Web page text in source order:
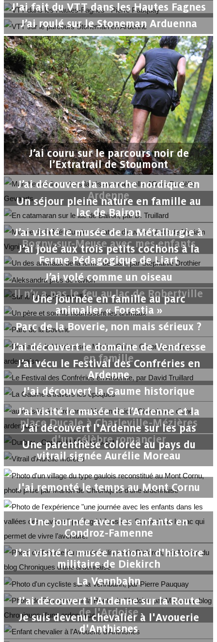
J'ai fait du VTT dans les Hautes Fagnes
J’ai roulé sur le Stoneman Arduenna
J’ai couru sur le parcours noir de
l’Extratrail de Stoumont
J’ai découvert la marche nordique en
Ardenne
Un séjour pleine nature en famille au
lac de Bairon
J’ai visité le musée de la Métallurgie à
Bogny-sur-Meuse avec mes enfants
J’ai joué aux trois petits cochons à la
Ferme Pédagogique de Liart
J’ai volé comme un oiseau
Il n’y a pas le feu au lac de Robertville
Une journée en famille au parc
animalier « Forestia »
Parc de la Boverie, non mais sérieux ?
J’ai découvert le domaine de Vendresse
en famille
J’ai vécu le Festival des Confréries en
Ardenne
J'ai découvert la Gaume historique
J’ai visité le musée de l’Ardenne et la
place Ducale à Charleville-Mézières
J'ai découvert l'Ardenne sur les pas
d'un célèbre romancier
Une parenthèse colorée au pays du
vitrail signée Aurélie Moreau
J'ai remonté le temps au Mont Cornu
Une journée avec les enfants en
Condroz-Famenne
J'ai visité le musée national d'histoire
militaire de Diekirch
La Vennbahn
J'ai découvert l'Ardenne sur la Route
de l'Ardoise
Je suis devenu chevalier à l'Avouerie
d'Anthisnes